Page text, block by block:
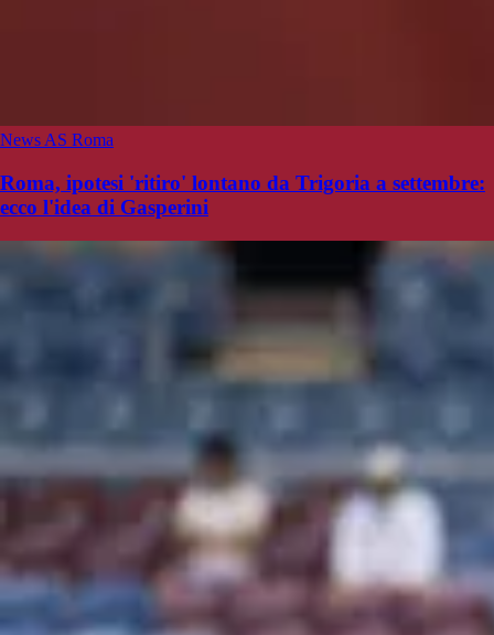
News AS Roma
Roma, ipotesi 'ritiro' lontano da Trigoria a settembre:
ecco l'idea di Gasperini